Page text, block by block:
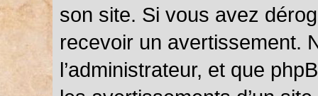
son site. Si vous avez
recevoir un avertissement.
l’administrateur, et que